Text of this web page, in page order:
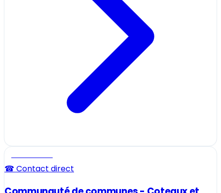
☎ Contact direct